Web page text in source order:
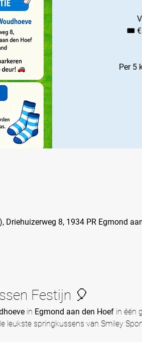
🎟️
Per 5
8, 1934 PR Egmond
Festijn 🎈
in Egmond aan den Hoef in één
leukste springkussens van Smiley